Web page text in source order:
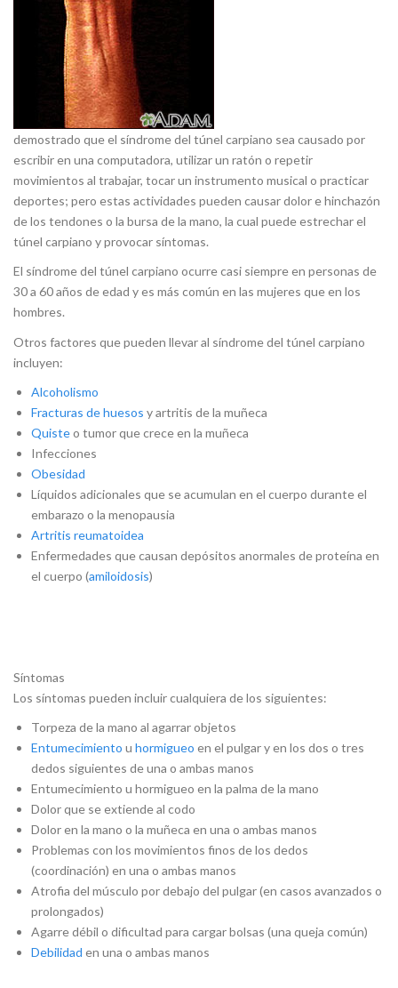
demostrado que el síndrome del túnel carpiano sea causado por
escribir en una computadora, utilizar un ratón o repetir
movimientos al trabajar, tocar un instrumento musical o practicar
deportes; pero estas actividades pueden causar dolor e hinchazón
de los tendones o la bursa de la mano, la cual puede estrechar el
túnel carpiano y provocar síntomas.
El síndrome del túnel carpiano ocurre casi siempre en personas de
30 a 60 años de edad y es más común en las mujeres que en los
hombres.
Otros factores que pueden llevar al síndrome del túnel carpiano
incluyen:
Alcoholismo
Fracturas de huesos y artritis de la muñeca
Quisteo tumor que crece en la muñeca
Infecciones
Obesidad
Líquidos adicionales que se acumulan en el cuerpo durante el
embarazo o la menopausia
Artritis reumatoidea
Enfermedades que causan depósitos anormales de proteína en
el cuerpo (amiloidosis)
Síntomas
Los síntomas pueden incluir cualquiera de los siguientes:
Torpeza de la mano al agarrar objetos
Entumecimiento u hormigueo en el pulgar y en los dos o tres
dedos siguientes de una o ambas manos
Entumecimiento u hormigueo en la palma de la mano
Dolor que se extiende al codo
Dolor en la mano o la muñeca en una o ambas manos
Problemas con los movimientos finos de los dedos
(coordinación) en una o ambas manos
Atrofia del músculo por debajo del pulgar (en casos avanzados o
prolongados)
Agarre débil o dificultad para cargar bolsas (una queja común)
Debilidad en una o ambas manos